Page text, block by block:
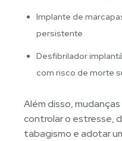
Implante de
persistente
Desfibrilador
com risco de morte
Além disso,
controlar o estresse,
tabagismo e adotar